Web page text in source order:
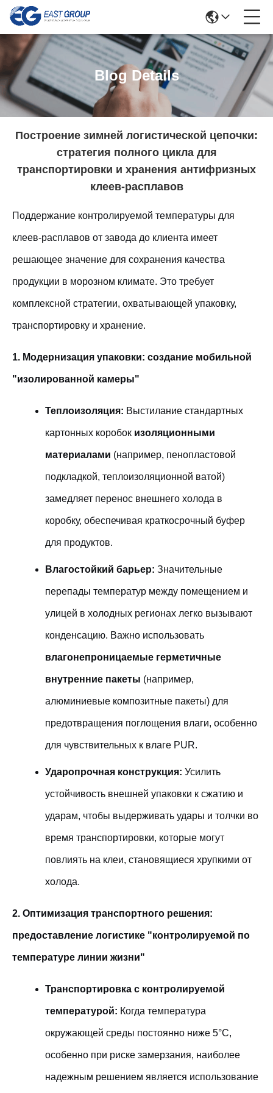
Blog Details
Построение зимней логистической цепочки:
стратегия полного цикла для
транспортировки и хранения антифризных
клеев-расплавов
Поддержание контролируемой температуры для
клеев-расплавов от завода до клиента имеет
решающее значение для сохранения качества
продукции в морозном климате. Это требует
комплексной стратегии, охватывающей упаковку,
транспортировку и хранение.
1. Модернизация упаковки: создание мобильной
"изолированной камеры"
Теплоизоляция: Выстилание стандартных
картонных коробок изоляционными
материалами (например, пенопластовой
подкладкой, теплоизоляционной ватой)
замедляет перенос внешнего холода в
коробку, обеспечивая краткосрочный буфер
для продуктов.
Влагостойкий барьер: Значительные
перепады температур между помещением и
улицей в холодных регионах легко вызывают
конденсацию. Важно использовать
влагонепроницаемые герметичные
внутренние пакеты (например,
алюминиевые композитные пакеты) для
предотвращения поглощения влаги, особенно
для чувствительных к влаге PUR.
Ударопрочная конструкция: Усилить
устойчивость внешней упаковки к сжатию и
ударам, чтобы выдерживать удары и толчки во
время транспортировки, которые могут
повлиять на клеи, становящиеся хрупкими от
холода.
2. Оптимизация транспортного решения:
предоставление логистике "контролируемой по
температуре линии жизни"
Транспортировка с контролируемой
температурой: Когда температура
окружающей среды постоянно ниже 5°C,
особенно при риске замерзания, наиболее
надежным решением является использование